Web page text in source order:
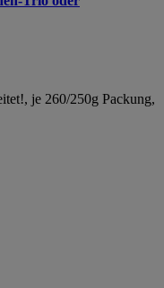
je 260/250g Packung,